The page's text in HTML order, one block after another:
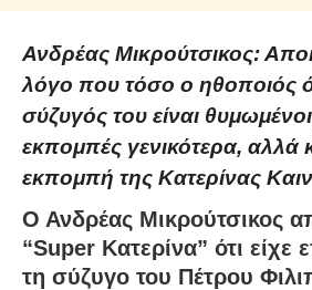
Ανδρέας Μικρούτσικος:
λόγο που τόσο ο ηθοποιός
σύζυγός του είναι θυμωμένοι
εκπομπές γενικότερα, αλλά
εκπομπή της Κατερίνας
Ο Ανδρέας Μικρούτσικος
“Super Κατερίνα” ότι είχε
τη σύζυγο του Πέτρου